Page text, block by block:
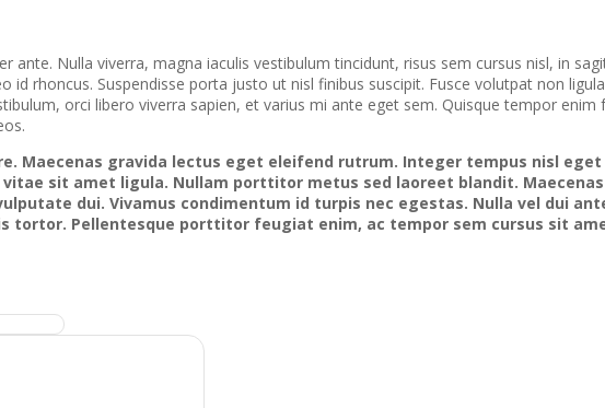
ante. Nulla viverra, magna iaculis vestibulum tincidunt, risus sem cursus nisl, in
id rhoncus. Suspendisse porta justo ut nisl finibus suscipit. Fusce volutpat non
orci libero viverra sapien, et varius mi ante eget sem. Quisque tempor
Maecenas gravida lectus eget eleifend rutrum. Integer tempus nisl
sit amet ligula. Nullam porttitor metus sed laoreet blandit.
dui. Vivamus condimentum id turpis nec egestas. Nulla vel dui
tortor. Pellentesque porttitor feugiat enim, ac tempor sem cursus sit